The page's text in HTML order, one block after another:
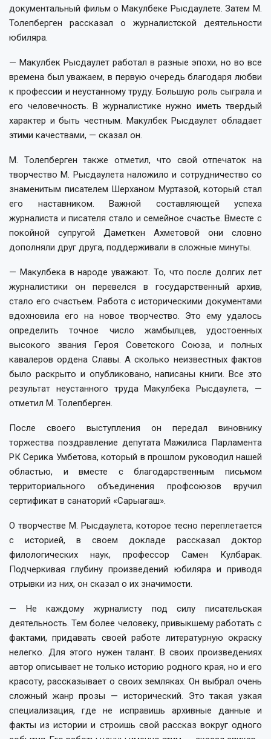
документальный фильм о Макулбеке Рысдаулете. Затем М.
Толепберген рассказал о журналистской деятельности
юбиляра.
— Макулбек Рысдаулет работал в разные эпохи, но во все
времена был уважаем, в первую очередь благодаря любви
к профессии и неустанному труду. Большую роль сыграла и
его человечность. В журналистике нужно иметь твердый
характер и быть честным. Макулбек Рысдаулет обладает
этими качествами, — сказал он.
М. Толепберген также отметил, что свой отпечаток на
творчество М. Рысдаулета наложило и сотрудничество со
знаменитым писателем Шерханом Муртазой, который стал
его наставником. Важной составляющей успеха
журналиста и писателя стало и семейное счастье. Вместе с
покойной супругой Даметкен Ахметовой они словно
дополняли друг друга, поддерживали в сложные минуты.
— Макулбека в народе уважают. То, что после долгих лет
журналистики он перевелся в государственный архив,
стало его счастьем. Работа с историческими документами
вдохновила его на новое творчество. Это ему удалось
определить точное число жамбылцев, удостоенных
высокого звания Героя Советского Союза, и полных
кавалеров ордена Славы. А сколько неизвестных фактов
было раскрыто и опубликовано, написаны книги. Все это
результат неустанного труда Макулбека Рысдаулета, —
отметил М. Толепберген.
После своего выступления он передал виновнику
торжества поздравление депутата Мажилиса Парламента
РК Серика Умбетова, который в прошлом руководил нашей
областью, и вместе с благодарственным письмом
территориального объединения профсоюзов вручил
сертификат в санаторий «Сарыагаш».
О творчестве М. Рысдаулета, которое тесно переплетается
с историей, в своем докладе рассказал доктор
филологических наук, профессор Самен Кулбарак.
Подчеркивая глубину произведений юбиляра и приводя
отрывки из них, он сказал о их значимости.
— Не каждому журналисту под силу писательская
деятельность. Тем более человеку, привыкшему работать с
фактами, придавать своей работе литературную окраску
нелегко. Для этого нужен талант. В своих произведениях
автор описывает не только историю родного края, но и его
красоту, рассказывает о своих земляках. Он выбрал очень
сложный жанр прозы — исторический. Это такая узкая
специализация, где не исправишь архивные данные и
факты из истории и строишь свой рассказ вокруг одного